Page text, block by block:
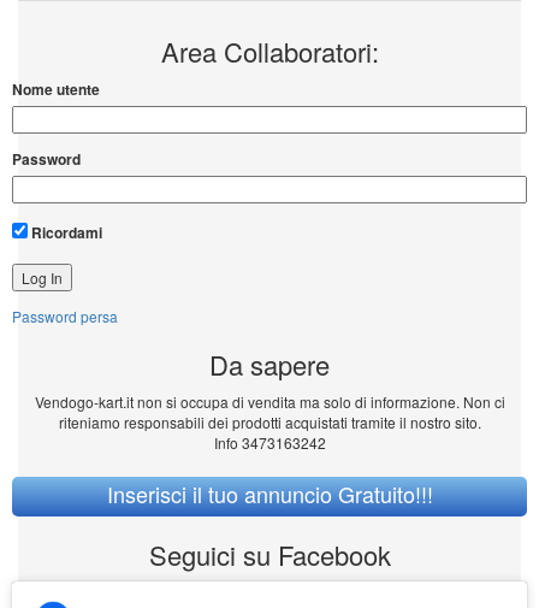
Area Collaboratori:
Nome utente
Password
Ricordami
Password persa
Da sapere
Vendogo-kart.it non si occupa di vendita ma solo di informazione. Non ci
riteniamo responsabili dei prodotti acquistati tramite il nostro sito.
Info 3473163242
Inserisci il tuo annuncio Gratuito!!!
Seguici su Facebook